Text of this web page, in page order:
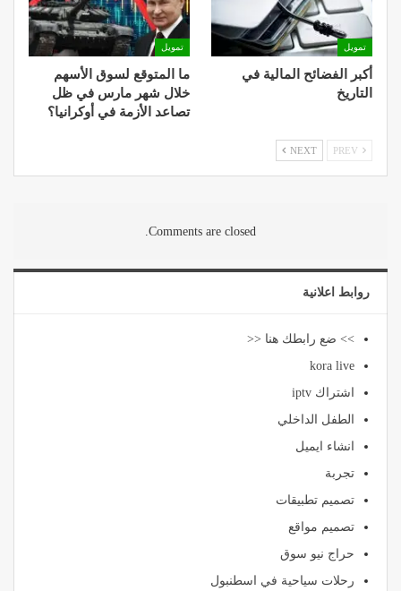
تمويل
أكبر الفضائح المالية في
التاريخ
تمويل
ما المتوقع لسوق الأسهم
خلال شهر مارس في ظل
تصاعد الأزمة في أوكرانيا؟
NEXT
Comments are closed.
روابط اعلانية
>> ضع رابطك هنا <<
kora live
اشتراك iptv
الطفل الداخلي
انشاء ايميل
تجربة
تصميم تطبيقات
تصميم مواقع
حراج نيو سوق
رحلات سياحية في اسطنبول